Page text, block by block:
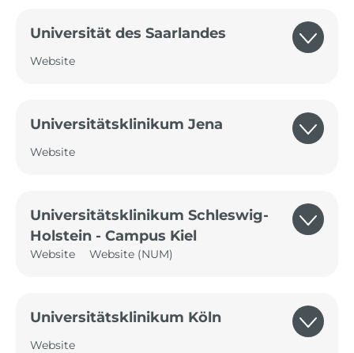
Universität des Saarlandes
Website
Universitätsklinikum Jena
Website
Universitätsklinikum Schleswig-
Holstein - Campus Kiel
Website Website (NUM)
Universitätsklinikum Köln
Website